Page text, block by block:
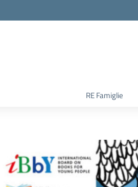
RE Famiglie